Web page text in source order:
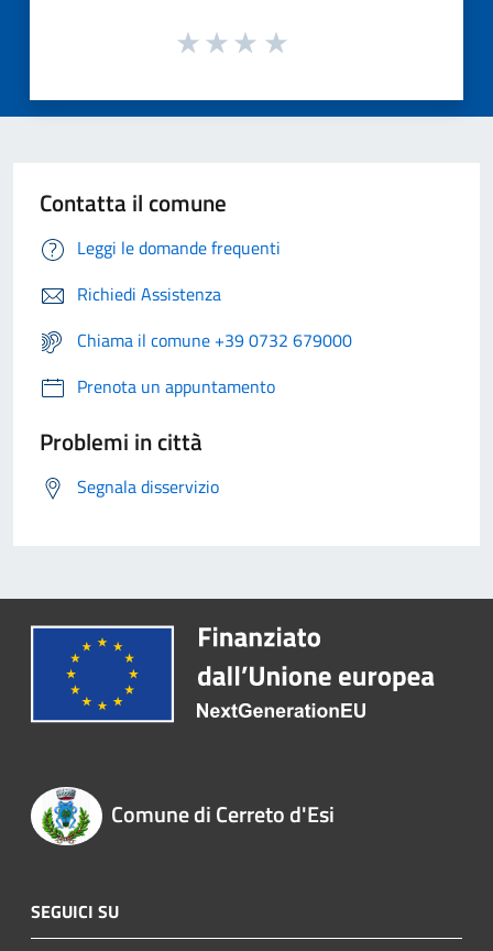
Contatta il comune
Leggi le domande frequenti
Richiedi Assistenza
Chiama il comune +39 0732 679000
Prenota un appuntamento
Problemi in città
Segnala disservizio
Comune di Cerreto d'Esi
SEGUICI SU